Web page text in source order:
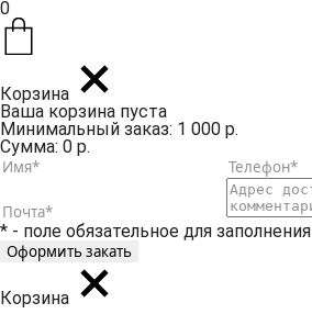
0
Корзина
Ваша корзина пуста
Минимальный заказ: 1 000 р.
Сумма: 0 р.
* - поле обязательное для заполнения
Корзина